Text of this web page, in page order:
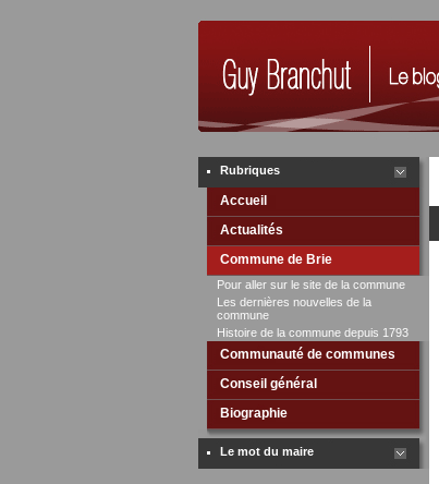
Rubriques
Accueil
Actualités
Commune de Brie
Pour aller sur le site de la commune
Les dernières nouvelles de la
commune
Histoire de la commune depuis 1793
Communauté de communes
Conseil général
Biographie
Le mot du maire